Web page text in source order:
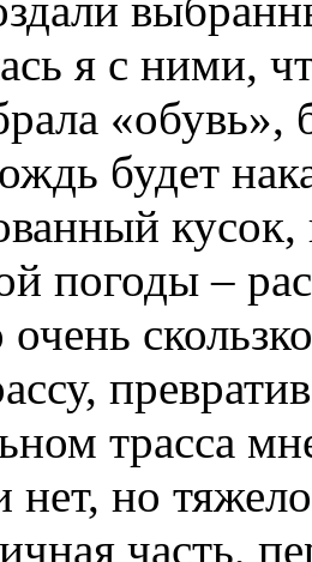
я с ними,
«обувь»,
будет
погоды –
очень
трасса
нет, но
часть,